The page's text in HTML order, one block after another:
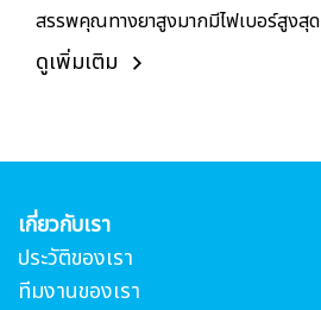
สรรพคุณทางยาสูงมากมีไฟเบอร์สูงสุด
ดูเพิ่มเติม
เกี่ยวกับเรา
ประวัติของเรา
ทีมงานของเรา